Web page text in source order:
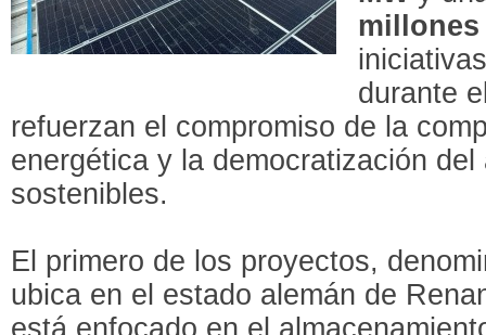
durante
refuerzan el compromiso de la
energética y la democratización
sostenibles.
El primero de los proyectos,
ubica en el estado alemán de
está enfocado en el